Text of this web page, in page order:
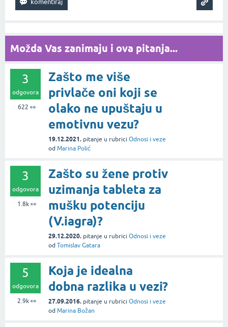
Možda Vas zanimaju i ova pitanja...
3
odgovora
622 👀
Zašto me više
privlače oni koji se
olako ne upuštaju u
emotivnu vezu?
19.12.2021. pitanje u rubrici Odnosi i veze
od Marina Polić
3
odgovora
1.8k👀
Zašto su žene protiv
uzimanja tableta za
mušku potenciju
(V.iagra)?
29.12.2020. pitanje u rubrici Odnosi i veze
od Tomislav Gatara
5
odgovora
2.9k👀
Koja je idealna
dobna razlika u vezi?
27.09.2016. pitanje u rubrici Odnosi i veze
od Marina Božan